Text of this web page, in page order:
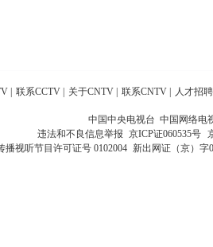
联系CCTV 关于CNTV 联系CNTV 人才招聘
中国中央电视台 中国网络电
违法和不良信息举报 京ICP证060535号
播视听节目许可证号 0102004 新出网证（京）